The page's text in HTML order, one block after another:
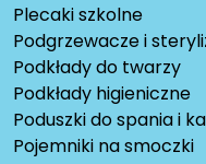
Plecaki szkolne
Podgrzewacze i
Podkłady do twarzy
Podkłady higieniczne
Poduszki do spania i
Pojemniki na smoczki